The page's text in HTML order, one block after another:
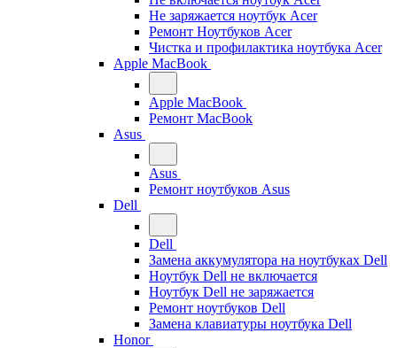
Не заряжается ноутбук Acer
Ремонт Ноутбуков Acer
Чистка и профилактика ноутбука Acer
Apple MacBook
Apple MacBook
Ремонт MacBook
Asus
Asus
Ремонт ноутбуков Asus
Dell
Dell
Замена аккумулятора на ноутбуках Dell
Ноутбук Dell не включается
Ноутбук Dell не заряжается
Ремонт ноутбуков Dell
Замена клавиатуры ноутбука Dell
Honor